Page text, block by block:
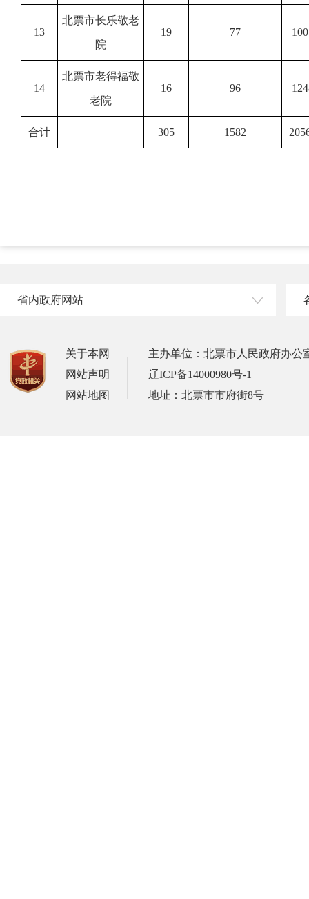
13
北票市长乐敬老
院
19 77
14
北票市老得福敬
老院
16 96
合计 305 1582
省内政府网站
关于本网
网站声明
网站地图
主办单位：北票市人民政府办公
辽ICP备14000980号-1
地址：北票市市府街8号